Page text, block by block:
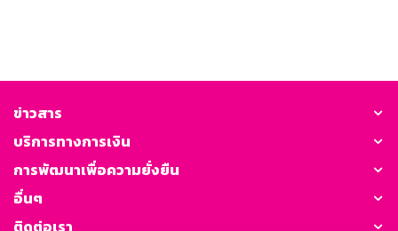
ข่าวสาร
บริการทางการเงิน
การพัฒนาเพื่อความยั่งยืน
อื่นๆ